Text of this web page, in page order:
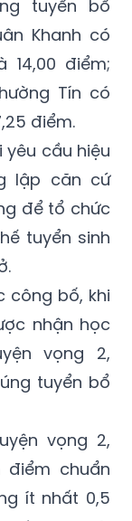
14,00 điểm;
Tín có
điểm.
yêu cầu hiệu
lập căn cứ
để tổ chức
tuyển sinh
công bố, khi
nhận học
vọng 2,
tuyển bổ
vọng 2,
chuẩn
ít nhất 0,5
vọng 3,
chuẩn